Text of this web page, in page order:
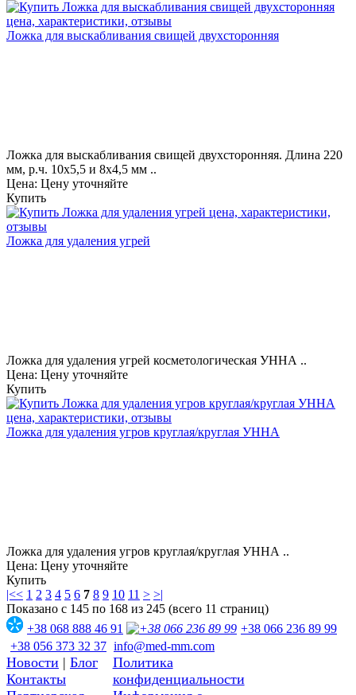
Ложка для выскабливания свищей двухсторонняя
Ложка для выскабливания свищей двухсторонняя. Длина 220
мм, р.ч. 10х5,5 и 8х4,5 мм ..
Цена: Цену уточняйте
Купить
Ложка для удаления угрей
Ложка для удаления угрей косметологическая УННА ..
Цена: Цену уточняйте
Купить
Ложка для удаления угров круглая/круглая УННА
Ложка для удаления угров круглая/круглая УННА ..
Цена: Цену уточняйте
Купить
|<< 1 2 3 4 5 6 7 8 9 10 11 > >|
Показано с 145 по 168 из 245 (всего 11 страниц)
+38 068 888 46 91
+38 066 236 89 99
+38 056 373 32 37 info@med-mm.com
Новости | Блог
Контакты
Политика
конфиденциальности